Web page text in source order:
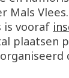
Mals Vlees.
is vooraf
plaatsen